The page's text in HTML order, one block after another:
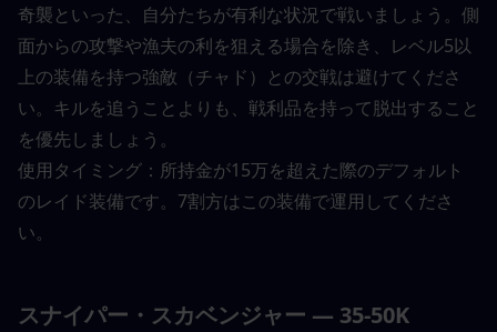
奇襲といった、自分たちが有利な状況で戦いましょう。側
面からの攻撃や漁夫の利を狙える場合を除き、レベル5以
上の装備を持つ強敵（チャド）との交戦は避けてくださ
い。キルを追うことよりも、戦利品を持って脱出すること
を優先しましょう。
使用タイミング：所持金が15万を超えた際のデフォルト
のレイド装備です。7割方はこの装備で運用してくださ
い。
スナイパー・スカベンジャー — 35-50K